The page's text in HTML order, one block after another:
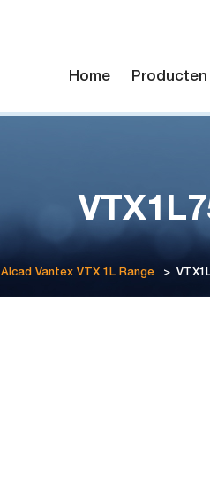
Home Producten
Alcad Vantex VTX 1L Range >